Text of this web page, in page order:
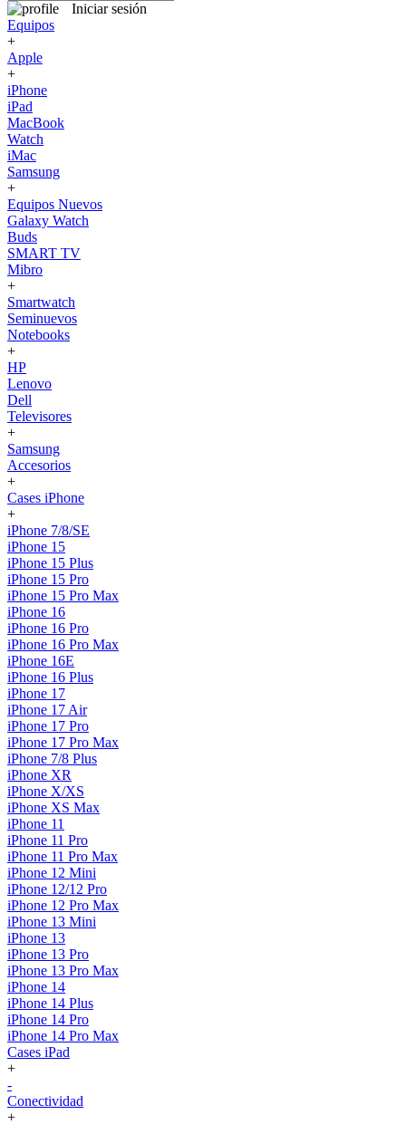
Iniciar sesión
Equipos
+
Apple
+
iPhone
iPad
MacBook
Watch
iMac
Samsung
+
Equipos Nuevos
Galaxy Watch
Buds
SMART TV
Mibro
+
Smartwatch
Seminuevos
Notebooks
+
HP
Lenovo
Dell
Televisores
+
Samsung
Accesorios
+
Cases iPhone
+
iPhone 7/8/SE
iPhone 15
iPhone 15 Plus
iPhone 15 Pro
iPhone 15 Pro Max
iPhone 16
iPhone 16 Pro
iPhone 16 Pro Max
iPhone 16E
iPhone 16 Plus
iPhone 17
iPhone 17 Air
iPhone 17 Pro
iPhone 17 Pro Max
iPhone 7/8 Plus
iPhone XR
iPhone X/XS
iPhone XS Max
iPhone 11
iPhone 11 Pro
iPhone 11 Pro Max
iPhone 12 Mini
iPhone 12/12 Pro
iPhone 12 Pro Max
iPhone 13 Mini
iPhone 13
iPhone 13 Pro
iPhone 13 Pro Max
iPhone 14
iPhone 14 Plus
iPhone 14 Pro
iPhone 14 Pro Max
Cases iPad
+
-
Conectividad
+